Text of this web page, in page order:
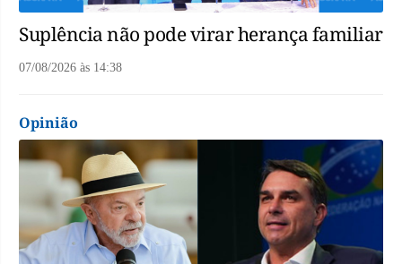
Suplência não pode virar herança familiar
07/08/2026 às 14:38
Opinião